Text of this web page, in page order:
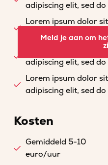
adipiscing elit, sed do
Lorem ipsum dolor
adipiscing elit, sed do
Lorem ipsum dolor
adipiscing elit, sed do
Lorem ipsum dolor
adipiscing elit, sed do
Meld je aan om
Kosten
Gemiddeld 5-10
euro/uur